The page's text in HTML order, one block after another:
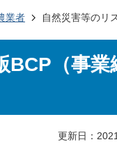
業者 自然災害等のリ
BCP（事業
更新日：